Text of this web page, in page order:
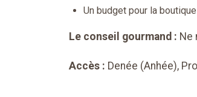
Un budget pour la
Le conseil gourmand : Ne
Accès : Denée (Anhée),